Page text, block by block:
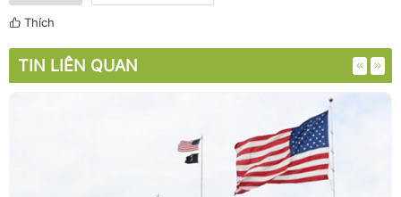
Thích
TIN LIÊN QUAN